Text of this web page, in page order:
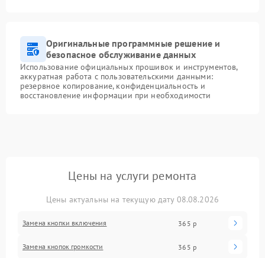
Оригинальные программные решение и
безопасное обслуживание данных
Использование официальных прошивок и инструментов,
аккуратная работа с пользовательскими данными:
резервное копирование, конфиденциальность и
восстановление информации при необходимости
Цены на услуги ремонта
Цены актуальны на текущую дату 08.08.2026
Замена кнопки включения 365 р
Замена кнопок громкости 365 р